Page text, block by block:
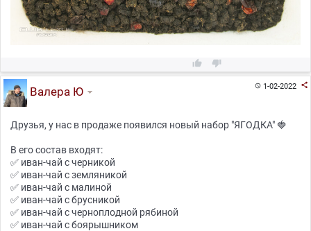
 
1-02-2022 
Валера Ю
Друзья, у нас в продаже появился новый набор "ЯГОДКА" 🍓
В его состав входят:
✅ иван-чай с черникой
✅ иван-чай с земляникой
✅ иван-чай с малиной
✅ иван-чай с брусникой
✅ иван-чай с черноплодной рябиной
✅ иван-чай с боярышником